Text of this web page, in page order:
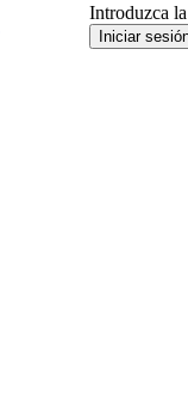
Introduzca